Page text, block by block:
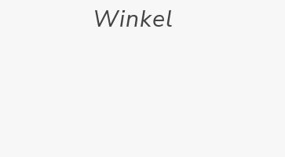
Winkel